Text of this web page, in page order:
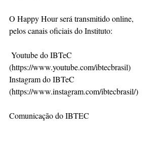
O Happy Hour será transmitido online,
pelos canais oficiais do Instituto:
(https://www.youtube.com/ibtecbrasil)
Instagram do IBTeC
(https://www.instagram.com/ibtecbrasil/)
Comunicação do IBTEC